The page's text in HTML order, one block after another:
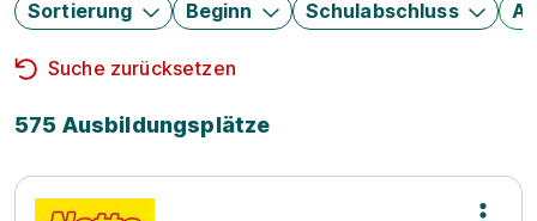
Sortierung Beginn Schulabschluss
Suche zurücksetzen
575 Ausbildungsplätze